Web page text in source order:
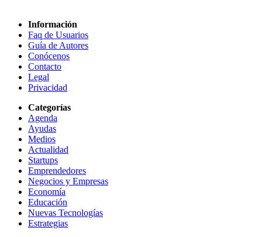
Información
Faq de Usuarios
Guía de Autores
Conócenos
Contacto
Legal
Privacidad
Categorías
Agenda
Ayudas
Medios
Actualidad
Startups
Emprendedores
Negocios y Empresas
Economía
Educación
Nuevas Tecnologías
Estrategias